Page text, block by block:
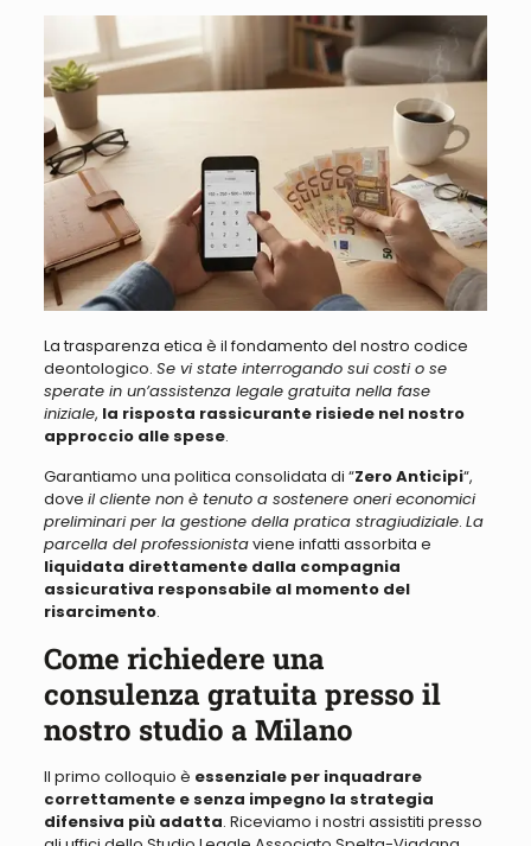
La trasparenza etica è il fondamento del nostro codice
deontologico. Se vi state interrogando sui costi o se
sperate in un’assistenza legale gratuita nella fase
iniziale, la risposta rassicurante risiede nel nostro
approccio alle spese.
Garantiamo una politica consolidata di “Zero Anticipi“,
dove il cliente non è tenuto a sostenere oneri economici
preliminari per la gestione della pratica stragiudiziale. La
parcella del professionistaviene infatti assorbita e
liquidata direttamente dalla compagnia
assicurativa responsabile al momento del
risarcimento.
Come richiedere una
consulenza gratuita presso il
nostro studio a Milano
Il primo colloquio è essenziale per inquadrare
correttamente e senza impegno la strategia
difensiva più adatta. Riceviamo i nostri assistiti presso